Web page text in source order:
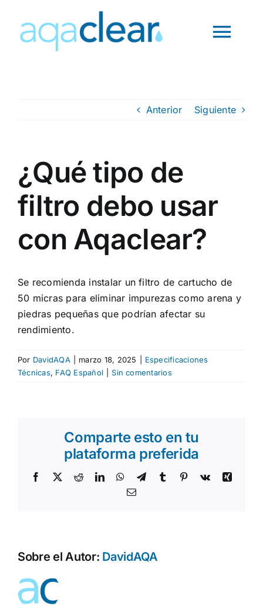
contenido
PRODUCTOS
PREGUNTAS
CONTACTO
Anterior Siguiente
¿Qué tipo de
filtro debo usar
con Aqaclear?
Se recomienda instalar un filtro de cartucho de
50 micras para eliminar impurezas como arena y
piedras pequeñas que podrían afectar su
rendimiento.
Por DavidAQA marzo 18, 2025
Especificaciones
Técnicas, FAQ Español Sin comentarios
Comparte esto en tu
plataforma preferida
Facebook
X RedditLinkedInWhatsApp
TelegramTumblr Pinterest
Vk
Xing
Correo
Sobre el Autor: DavidAQA